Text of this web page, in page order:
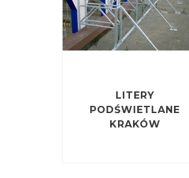
LITERY
PODŚWIETLANE
KRAKÓW